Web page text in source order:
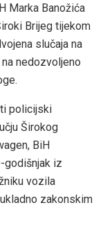
Marka Banožića
Brijeg tijekom
slučaja na
nedozvoljeno
policijski
Širokog
BiH
godišnjak iz
vozila
zakonskim